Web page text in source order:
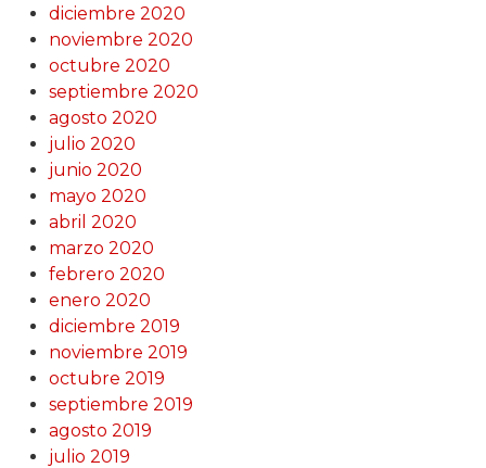
diciembre 2020
noviembre 2020
octubre 2020
septiembre 2020
agosto 2020
julio 2020
junio 2020
mayo 2020
abril 2020
marzo 2020
febrero 2020
enero 2020
diciembre 2019
noviembre 2019
octubre 2019
septiembre 2019
agosto 2019
julio 2019